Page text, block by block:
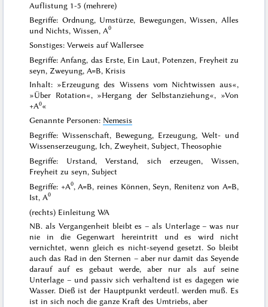
Auflistung 1-5 (mehrere)
Begriffe: Ordnung, Umstürze, Bewegungen, Wissen, Alles
und Nichts, Wissen, A0
Sonstiges: Verweis auf Wallersee
Begriffe: Anfang, das Erste, Ein Laut, Potenzen, Freyheit zu
seyn, Zweyung, A=B, Krisis
Inhalt: »Erzeugung des Wissens vom Nichtwissen aus«,
»Über Rotation«, »Hergang der Selbstanziehung«, »Von
+A0«
Genannte Personen: Nemesis
Begriffe: Wissenschaft, Bewegung, Erzeugung, Welt- und
Wissenserzeugung, Ich, Zweyheit, Subject, Theosophie
Begriffe: Urstand, Verstand, sich erzeugen, Wissen,
Freyheit zu seyn, Subject
Begriffe: +A0, A=B, reines Können, Seyn, Renitenz von A=B,
Ist, A0
(rechts) Einleitung WA
NB. als Vergangenheit bleibt es – als Unterlage – was nur
nie in die Gegenwart hereintritt und es wird nicht
vernichtet, wenn gleich es nicht-seyendgesetzt. So bleibt
auch das Rad in den Sternen – aber nur damit das Seyende
darauf auf es gebaut werde, aber nur als auf seine
Unterlage – und passiv sich verhaltend ist es dagegen wie
Wasser. Dieß ist der Hauptpunkt verdeutl. werden muß. Es
ist in sich noch die ganze Kraft des Umtriebs, aber